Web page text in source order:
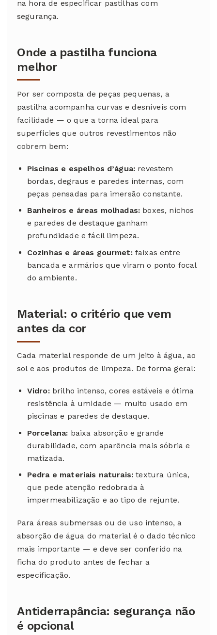
na hora de especificar pastilhas com
segurança.
Onde a pastilha funciona
melhor
Por ser composta de peças pequenas, a
pastilha acompanha curvas e desníveis com
facilidade — o que a torna ideal para
superfícies que outros revestimentos não
cobrem bem:
Piscinas e espelhos d’água: revestem
bordas, degraus e paredes internas, com
peças pensadas para imersão constante.
Banheiros e áreas molhadas: boxes, nichos
e paredes de destaque ganham
profundidade e fácil limpeza.
Cozinhas e áreas gourmet:faixas entre
bancada e armários que viram o ponto focal
do ambiente.
Material: o critério que vem
antes da cor
Cada material responde de um jeito à água, ao
sol e aos produtos de limpeza. De forma geral:
Vidro:brilho intenso, cores estáveis e ótima
resistência à umidade — muito usado em
piscinas e paredes de destaque.
Porcelana: baixa absorção e grande
durabilidade, com aparência mais sóbria e
matizada.
Pedra e materiais naturais: textura única,
que pede atenção redobrada à
impermeabilização e ao tipo de rejunte.
Para áreas submersas ou de uso intenso, a
absorção de água do material é o dado técnico
mais importante — e deve ser conferido na
ficha do produto antes de fechar a
especificação.
Antiderrapância: segurança não
é opcional